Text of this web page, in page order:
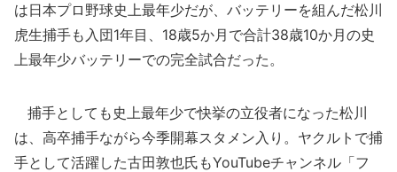
は日本プロ野球史上最年少だが、バッテリーを組んだ松川
虎生捕手も入団1年目、18歳5か月で合計38歳10か月の史
上最年少バッテリーでの完全試合だった。
捕手としても史上最年少で快挙の立役者になった松川
は、高卒捕手ながら今季開幕スタメン入り。ヤクルトで捕
手として活躍した古田敦也氏もYouTubeチャンネル「フ